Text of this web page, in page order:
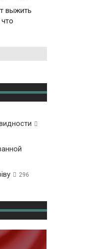
выжить
296